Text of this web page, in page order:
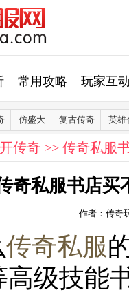
常用攻略 玩家互
仿盛大 复古传奇 英雄
传奇 >> 传奇私服
奇私服书店买
作者：传奇
传奇私服
高级技能